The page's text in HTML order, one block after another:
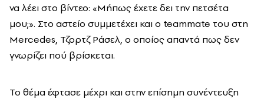
να λέει στο βίντεο: «Μήπως έχετε δει την πετσέτα
μου;». Στο αστείο συμμετέχει και ο teammate του στη
Mercedes, Τζορτζ Ράσελ, ο οποίος απαντά πως δεν
γνωρίζει πού βρίσκεται.
Το θέμα έφτασε μέχρι και στην επίσημη συνέντευξη